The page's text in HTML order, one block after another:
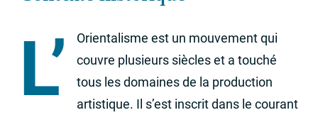
L’
Orientalisme est un mouvement qui
couvre plusieurs siècles et a touché
tous les domaines de la production
artistique. Il s’est inscrit dans le courant